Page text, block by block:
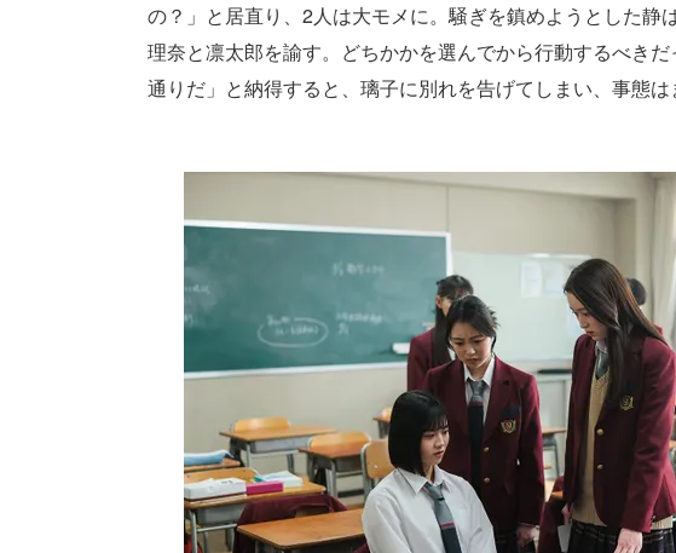
の？」と居直り、2人は大モメに。騒ぎを鎮めようとした静
理奈と凛太郎を諭す。どちかかを選んでから行動するべき
通りだ」と納得すると、璃子に別れを告げてしまい、事態は